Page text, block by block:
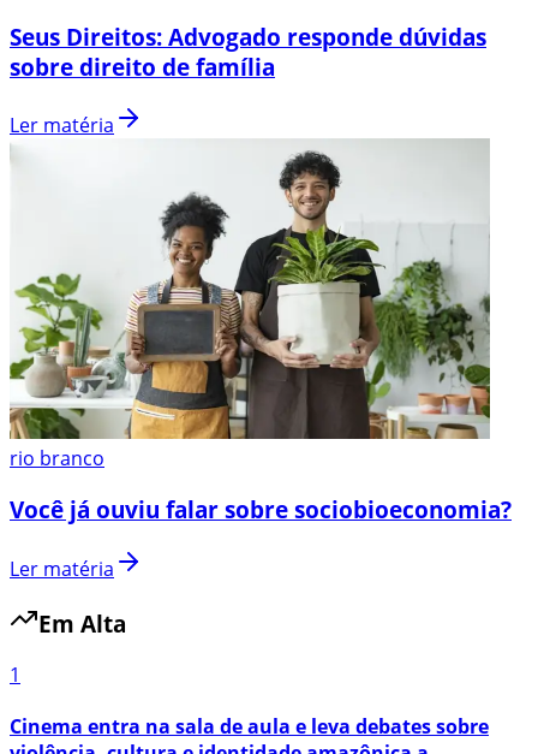
Seus Direitos: Advogado responde dúvidas
sobre direito de família
Ler matéria
rio branco
Você já ouviu falar sobre sociobioeconomia?
Ler matéria
Em Alta
1
Cinema entra na sala de aula e leva debates sobre